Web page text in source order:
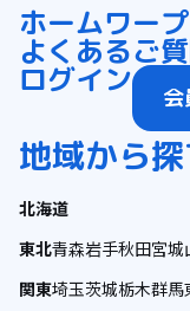
ホームワー
よくあるご
ログイン
地域から
北海道
東北青森岩手秋田宮城
関東埼玉茨城栃木群馬